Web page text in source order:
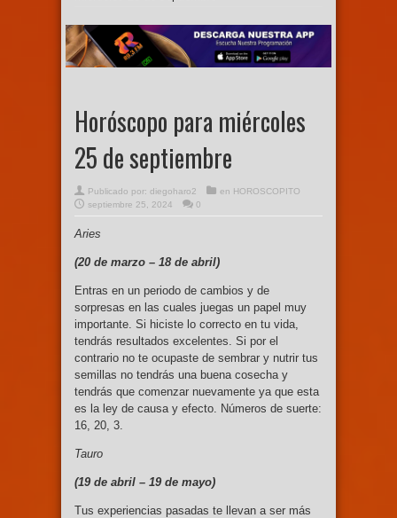
Horóscopo para miércoles
25 de septiembre
Publicado por: diegoharo2 en HOROSCOPITO
septiembre 25, 2024
0
Aries
(20 de marzo – 18 de abril)
Entras en un periodo de cambios y de
sorpresas en las cuales juegas un papel muy
importante. Si hiciste lo correcto en tu vida,
tendrás resultados excelentes. Si por el
contrario no te ocupaste de sembrar y nutrir tus
semillas no tendrás una buena cosecha y
tendrás que comenzar nuevamente ya que esta
es la ley de causa y efecto. Números de suerte:
16, 20, 3.
Tauro
(19 de abril – 19de mayo)
Tus experiencias pasadas te llevan a ser más